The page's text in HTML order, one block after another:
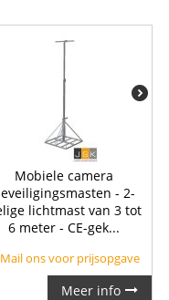
Mobiele camera
- 2-
lichtmast van 3 tot
6 meter - CE-gek...
Mail ons voor prijsopgave
Meer info